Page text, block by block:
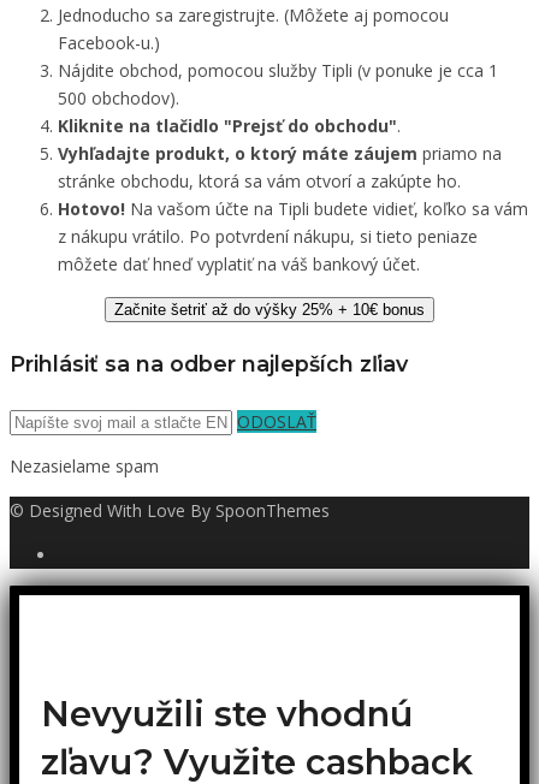
Jednoducho sa zaregistrujte. (Môžete aj pomocou
Facebook-u.)
Nájdite obchod, pomocou služby Tipli (v ponuke je cca 1
500 obchodov).
Kliknite na tlačidlo "Prejsť do obchodu".
Vyhľadajte produkt, o ktorý máte záujem priamo na
stránke obchodu, ktorá sa vám otvorí a zakúpte ho.
Hotovo! Na vašom účte na Tipli budete vidieť, koľko sa vám
z nákupu vrátilo. Po potvrdení nákupu, si tieto peniaze
môžete dať hneď vyplatiť na váš bankový účet.
Začnite šetriť až do výšky 25% + 10€ bonus
Prihlásiť sa na odber najlepších zľiav
ODOSLAŤ
Nezasielame spam
© Designed With Love By SpoonThemes
Nevyužili ste vhodnú
zľavu? Využite cashback